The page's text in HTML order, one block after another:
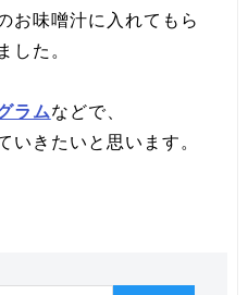
お味噌汁に入れてもら
した。
ラムなどで、
いきたいと思います。